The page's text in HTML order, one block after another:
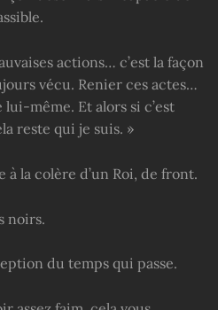
actions… c’est la façon
vécu. Renier ces actes…
même. Et alors si c’est
reste qui je suis. »
à la colère d’un Roi, de front.
noirs.
du temps qui passe.